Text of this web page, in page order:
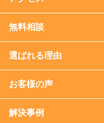
無料相談
選ばれる理由
お客様の声
解決事例